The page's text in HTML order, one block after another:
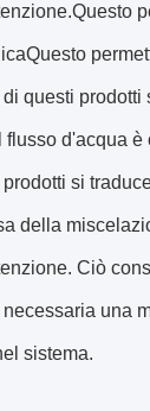
di questi
flusso d'acqua
si
della
Ciò
necessaria una
sistema.